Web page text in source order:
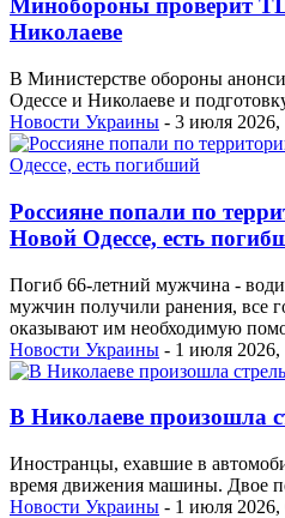
Минобороны проверит
Николаеве
В Министерстве обороны
Одессе и Николаеве и
Новости Украины - 3 июля 2026,
Россияне попали по
Новой Одессе, есть
Погиб 66-летний мужчина -
мужчин получили ранения, все
оказывают им необходимую
Новости Украины - 1 июля 2026,
В Николаеве произошла
Иностранцы, ехавшие в
время движения машины. Двое
Новости Украины - 1 июля 2026,